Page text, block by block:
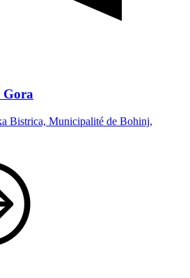
Gora
Bistrica, Municipalité de Bohinj,